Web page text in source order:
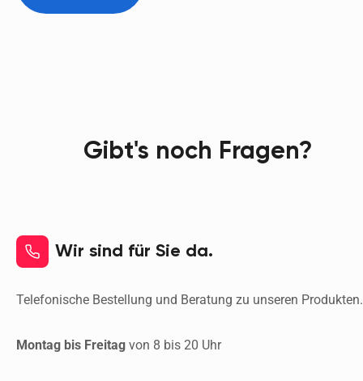
Gibt's noch Fragen?
Wir sind für Sie da.
Telefonische Bestellung und Beratung zu unseren
Montag bis Freitag von 8 bis 20 Uhr